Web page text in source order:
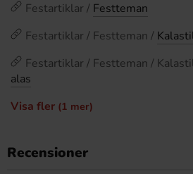
Festartiklar / Festteman
Festartiklar / Festteman /
Festartiklar / Festteman /
alas
Visa fler (1 mer)
Recensioner